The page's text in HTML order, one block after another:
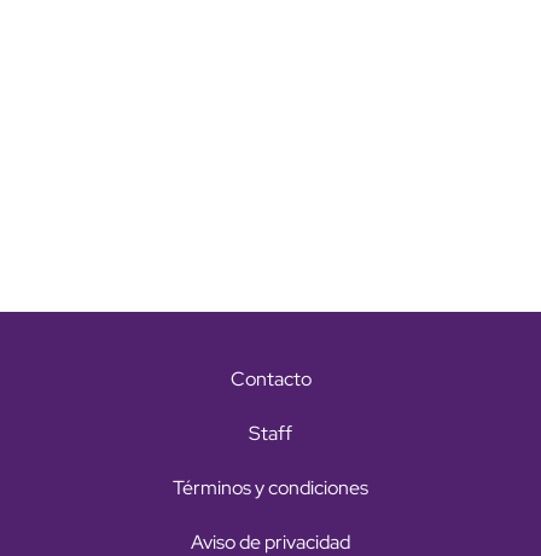
Contacto
Staff
Términos y condiciones
Aviso de privacidad